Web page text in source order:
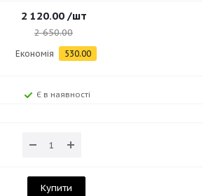
2 120.00 /шт
2 650.00
Економія 530.00
Є в наявності
Купити